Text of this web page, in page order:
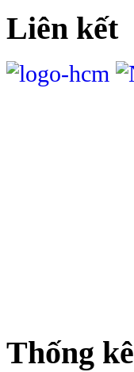
Liên kết
Thống kê